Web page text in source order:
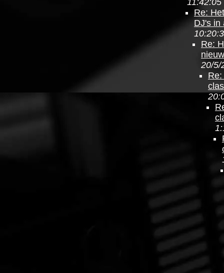
11:42:05
Re:
DJ's in
Re:
20/5/